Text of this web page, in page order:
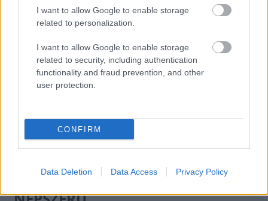
I want to allow Google to enable storage
related to personalization.
I want to allow Google to enable storage
related to security, including authentication
functionality and fraud prevention, and other
user protection.
CONFIRM
Data Deletion Data Access Privacy Policy
HÍREK 6 órája
Hét egyszerű szokás, amivel energiát
takaríthatunk meg otthonunkban
HÍREK 6 órája